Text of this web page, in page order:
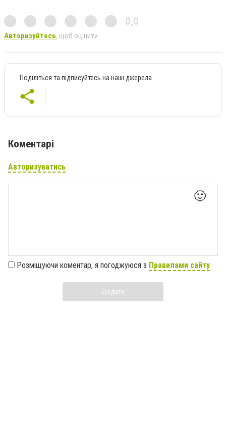
0,0
Авторизуйтесь, щоб оцінити
Поділіться та підписуйтесь на наші джерела
Коментарі
Авторизуватись
🙂
Розміщуючи коментар, я погоджуюся з Правилами сайту
Додати